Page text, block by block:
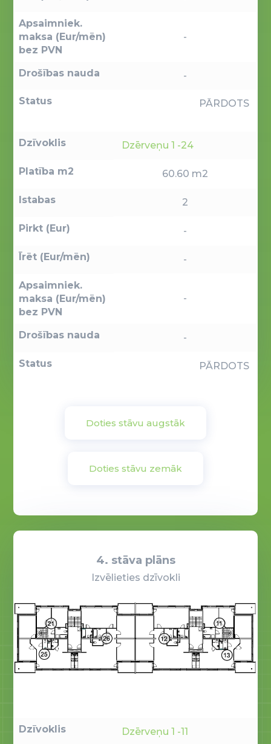
Apsaimniek.
maksa (Eur/mēn)
bez PVN
-
Drošības nauda -
Status PĀRDOTS
Dzīvoklis Dzērveņu 1 -24
Platība m2 60.60 m2
Istabas 2
Pirkt (Eur) -
Īrēt (Eur/mēn) -
Apsaimniek.
maksa (Eur/mēn)
bez PVN
-
Drošības nauda -
Status PĀRDOTS
Doties stāvu augstāk
Doties stāvu zemāk
4. stāva plāns
Izvēlieties dzīvokli
Dzīvoklis Dzērveņu 1 -11